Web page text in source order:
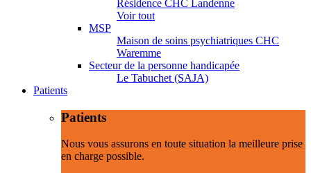
Résidence CHC Landenne
Voir tout
MSP
Maison de soins psychiatriques CHC
Waremme
Secteur de la personne handicapée
Le Tabuchet (SAJA)
Patients
Patients
Nous vous assurons en toute situation la meilleure prise
en charge possible.